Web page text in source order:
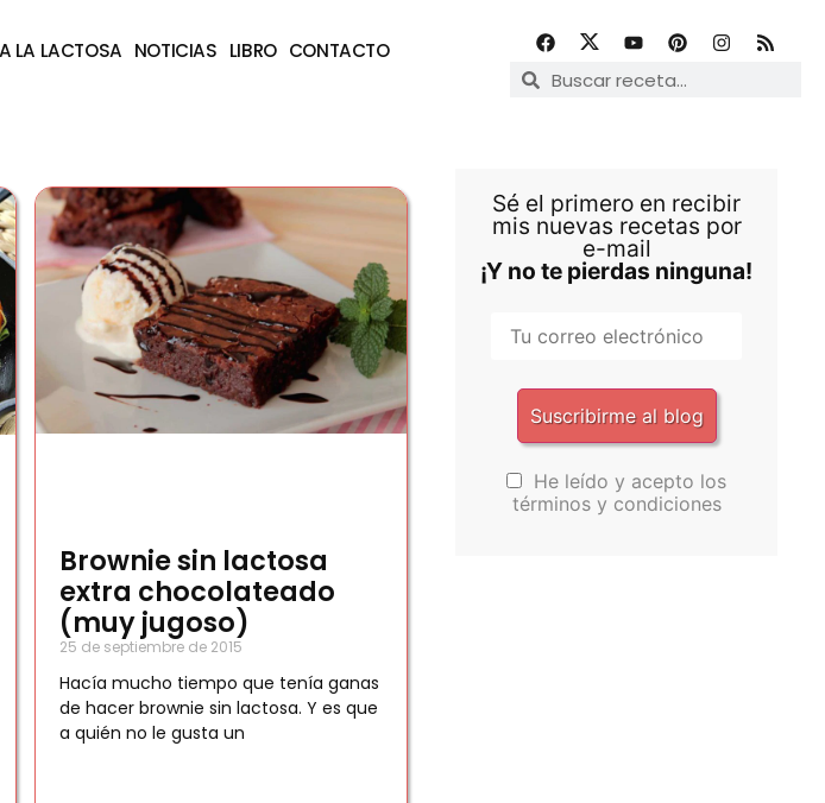
LA LACTOSA NOTICIAS LIBRO CONTACTO
Brownie sin lactosa
extra chocolateado
(muy jugoso)
25 de septiembre de 2015
Hacía mucho tiempo que tenía ganas
de hacer brownie sin lactosa. Y es que
a quién no le gusta un
Sé el primero en recibir
mis nuevas recetas por
e-mail
¡Y no te pierdas ninguna!
He leído y acepto los
términos y condiciones